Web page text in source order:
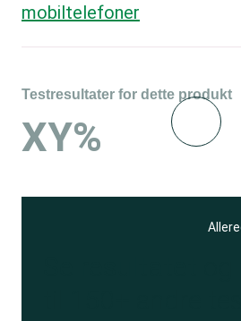
mobiltelefoner
Testresultater for dette produkt
XY%